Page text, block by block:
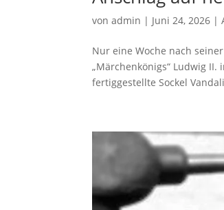
vonadmin | Juni 24, 2026 |
Nur eine Woche nach
„Märchenkönigs“ Ludwig II.
fertiggestellte Sockel